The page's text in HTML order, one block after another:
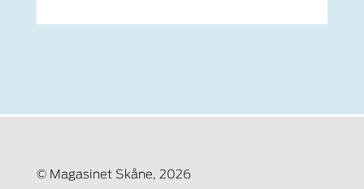
© Magasinet Skåne, 2026